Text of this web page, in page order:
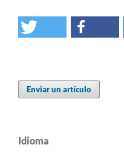
Enviar un artículo
Idioma